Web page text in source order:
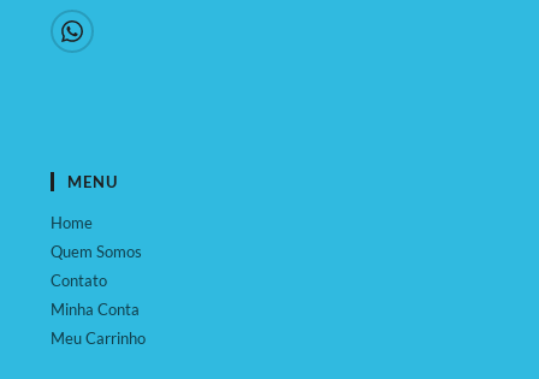
MENU
Home
Quem Somos
Contato
Minha Conta
Meu Carrinho